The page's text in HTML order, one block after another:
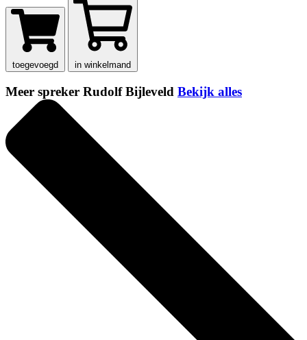
toegevoegd in winkelmand
Meer spreker Rudolf Bijleveld Bekijk alles